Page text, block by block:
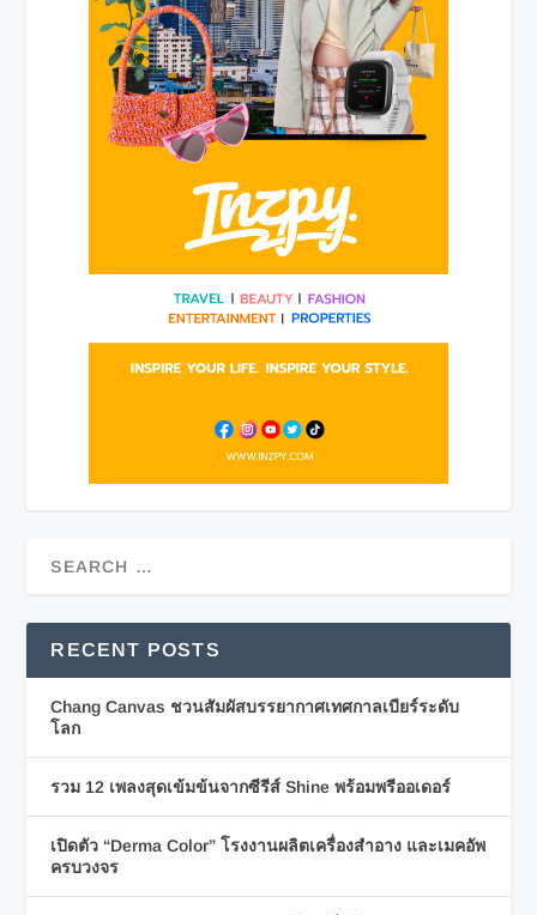
RECENT POSTS
Chang Canvas ชวนสัมผัสบรรยากาศเทศกาลเบียร์ระดับ
โลก
รวม 12 เพลงสุดเข้มข้นจากซีรีส์ Shine พร้อมพรีออเดอร์
เปิดตัว “Derma Color” โรงงานผลิตเครื่องสำอาง และเมคอัพ
ครบวงจร